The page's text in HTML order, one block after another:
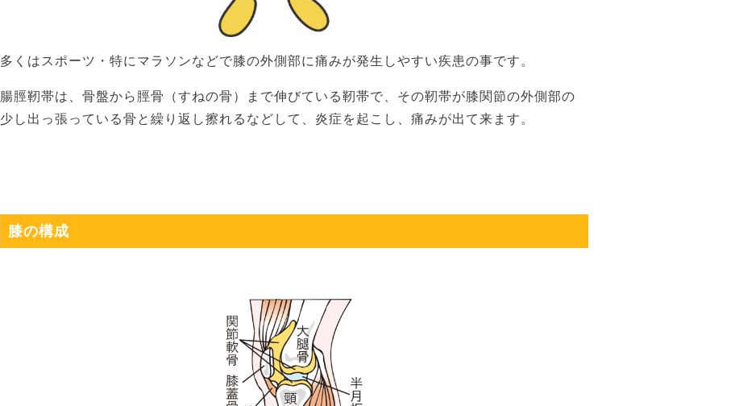
多くはスポーツ・特にマラソンなどで膝の外側部に痛みが発生しやすい疾患の事です。
腸脛靭帯は、骨盤から脛骨（すねの骨）まで伸びている靭帯で、その靭帯が膝関節の外側部の
少し出っ張っている骨と繰り返し擦れるなどして、炎症を起こし、痛みが出て来ます。
膝の構成